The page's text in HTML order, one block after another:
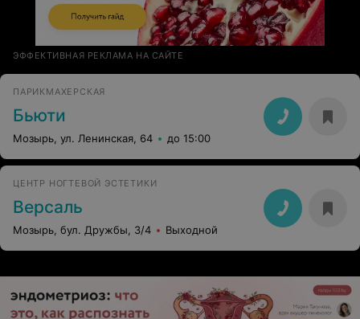
ЭФФЕКТИВНАЯ РЕКЛАМА НА САЙТЕ
ПАРИКМАХЕРСКАЯ
Бьюти
Мозырь, ул. Ленинская, 64 до 15:00
ЦЕНТР НОГТЕВОЙ ЭСТЕТИКИ
Версаль
Мозырь, бул. Дружбы, 3/4 Выходной